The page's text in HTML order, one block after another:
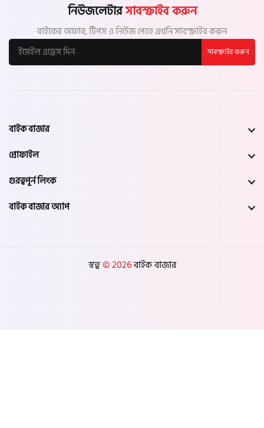
নিউজলেটারসাবস্ক্রাইব করুন
বাইকের অফার, টিপস ও নিউজ পেতে এখনি সাবস্ক্রাইব করুন
সাবস্ক্রাইব করুন
বাইক বাজার
প্রোফাইল
গুরত্বপূর্ন লিংক
বাইক বাজার অ্যাপ
স্বত্ব© 2026বাইক বাজার